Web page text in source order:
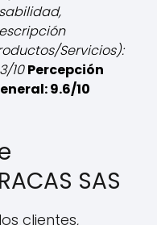
Servicios):
10 Percepción
9.6/10
SAS
clientes,